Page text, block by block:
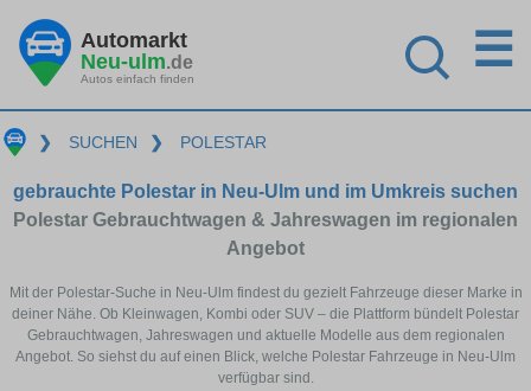
Automarkt
Neu-ulm.de
Autos einfach finden
☰
❯ SUCHEN ❯ POLESTAR
gebrauchte Polestar in Neu-Ulm und im Umkreis suchen
Polestar Gebrauchtwagen & Jahreswagen im regionalen
Angebot
Mit der Polestar-Suche in Neu-Ulm findest du gezielt Fahrzeuge dieser Marke in
deiner Nähe. Ob Kleinwagen, Kombi oder SUV – die Plattform bündelt Polestar
Gebrauchtwagen, Jahreswagen und aktuelle Modelle aus dem regionalen
Angebot. So siehst du auf einen Blick, welche Polestar Fahrzeuge in Neu-Ulm
verfügbar sind.